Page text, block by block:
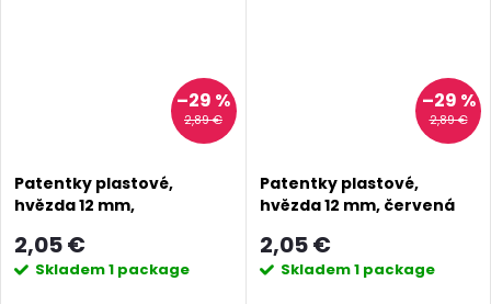
2,89 €
–29 %
Patentky plastové,
hvězda 12 mm,
2,05 €
Skladem1 package
2,89 €
–29 %
Patentky plastové,
hvězda 12 mm, červená
2,05 €
Skladem1 package